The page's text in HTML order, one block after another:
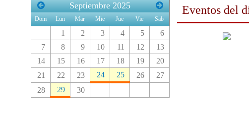
Septiembre2025
Dom Lun Mar Mie Jue Vie Sab
1 2 3 4 5
6
7
8 9 10 11 12
13
14
15 16 17 18 19
20
21
22 23 24 25 26
27
28
29 30
Eventos del